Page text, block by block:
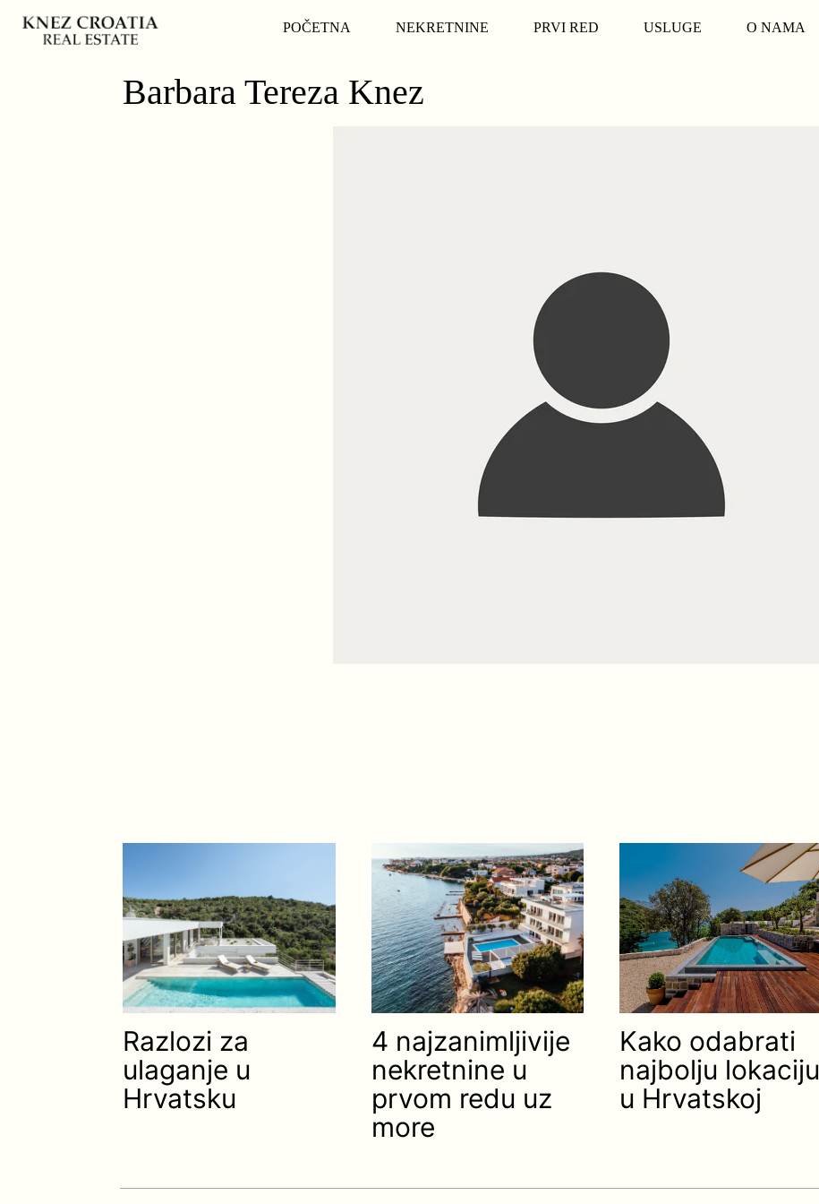
POČETNA NEKRETNINE PRVI RED USLUGE O NAMA
Barbara Tereza Knez
Razlozi za
ulaganje u
Hrvatsku
4 najzanimljivije
nekretnine u
prvom redu uz
more
Kako odabrati
najbolju lokaciju
u Hrvatskoj